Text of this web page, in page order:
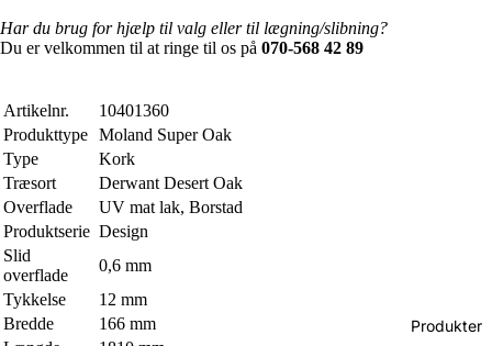
Produkter
Har du brug for hjælp til valg eller til lægning/slibning?
Du er velkommen til at ringe til os på 070-568 42 89
Artikelnr.
10401360
Produkttype Moland Super Oak
Type
Kork
Træsort
Derwant Desert Oak
Overflade
UV mat lak, Borstad
Produktserie Design
Slid
overflade
0,6 mm
Tykkelse
12 mm
Bredde
166 mm